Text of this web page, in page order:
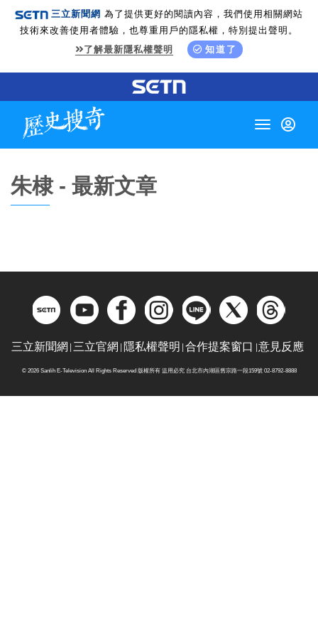
三立新聞網 為了提供更好的閱讀內容，我們使用相關網站
技術來改善使用者體驗，也尊重用戶的隱私權，特別提出聲明。
了解最新隱私權聲明
知道了
Toggle
朱棣 - 最新文章
三立新聞網 三立官網 隱私權聲明 合作提案窗口 意見反應
© 2026 Sanlih E-Television All Rights Reserved 版權所有 盜用必究 台北市內湖區舊宗路一段159號 02-8792-8888